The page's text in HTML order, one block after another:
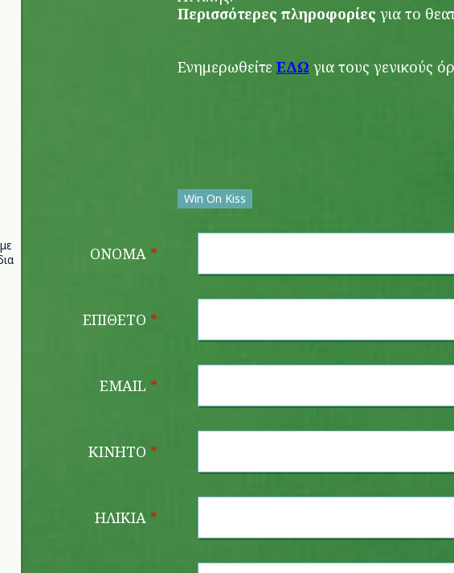
Περισσότερες πληροφορίες για το
Ενημερωθείτε ΕΔΩ για τους γενικούς
Win On Kiss
ΌΝΟΜΑ *
ΕΠΊΘΕΤΟ *
EMAIL *
ΚΙΝΗΤΌ *
ΗΛΙΚΊΑ *